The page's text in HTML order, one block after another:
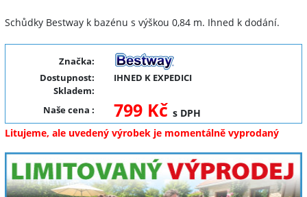
Schůdky Bestway k bazénu s výškou 0,84 m. Ihned k dodání.
Značka:
Dostupnost:
IHNED K EXPEDICI
Skladem:
Naše cena : 799 Kč s DPH
Litujeme, ale uvedený výrobek je momentálně vyprodaný